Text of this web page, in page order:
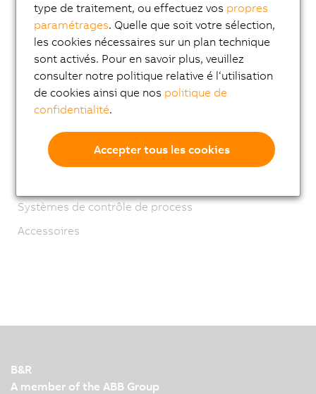
ACOPOS 6D
ACOPOStrak
SuperTrak
Robotique
Mobile Automation
Modules réseau et bus de terrain
Industrial IoT
Systèmes de contrôle de process
Accessoires
B&R
A member of the ABB Group
type de traitement, ou effectuez vos propres
paramétrages. Quelle que soit votre sélection,
les cookies nécessaires sur un plan technique
sont activés. Pour en savoir plus, veuillez
consulter notre politique relative é l‘utilisation
de cookies ainsi que nos politique de
confidentialité.
Accepter tous les cookies